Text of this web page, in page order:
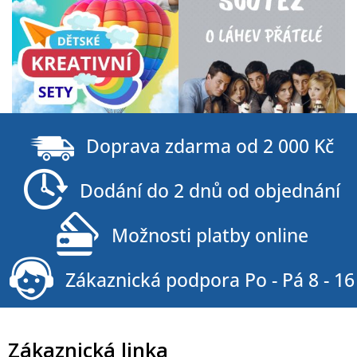
Zákaznická linka
Doprava zdarma od 2 000 Kč
Dodání do 2 dnů od objednání
Možnosti platby online
Zákaznická podpora Po - Pá 8 - 16